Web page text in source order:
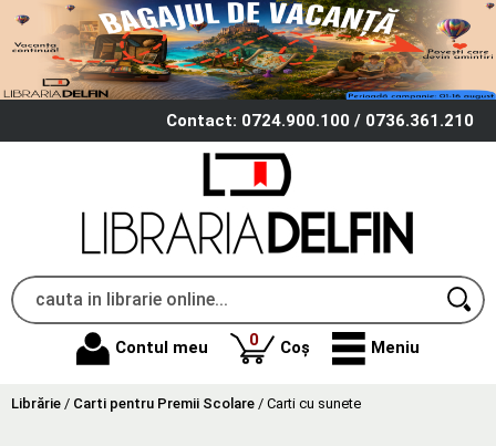
Contact: 0724.900.100 / 0736.361.210
Contul meu 0produse
Coș Meniu
Librărie / Carti pentru Premii Scolare / Carti cu sunete